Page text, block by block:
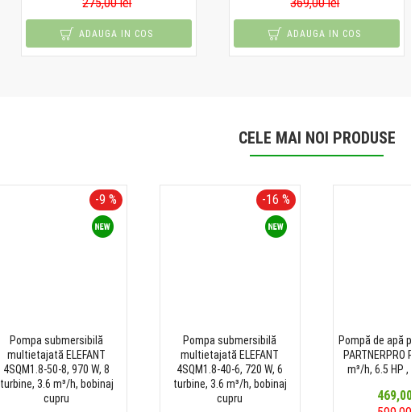
ADAUGA IN COS ADAUGA IN COS
CELE MAI NOI PRODUSE
-9 %
Pompa submersibilă
multietajată ELEFANT
4SQM1.8-50-8, 970 W, 8
turbine, 3.6 m³/h, bobinaj
cupru
-16 %
Pompa submersibilă
multietajată ELEFANT
4SQM1.8-40-6, 720 W, 6
turbine, 3.6 m³/h, bobinaj
cupru
Pompă de apă
m³/h, 6.5 HP ,